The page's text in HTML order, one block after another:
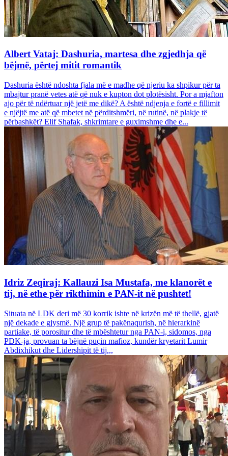
Albert Vataj: Dashuria, martesa dhe zgjedhja që
bëjmë, përtej mitit romantik
Dashuria është ndoshta fjala më e madhe që njeriu ka shpikur për ta
mbajtur pranë vetes atë që nuk e kupton dot plotësisht. Por a mjafton
ajo për të ndërtuar një jetë me dikë? A është ndjenja e fortë e fillimit
e njëjtë me atë që mbetet në përditshmëri, në rutinë, në plakje të
përbashkët? Elif Shafak, shkrimtare e guximshme dhe e...
Idriz Zeqiraj: Kallauzi Isa Mustafa, me klanorët e
tij, në ethe për rikthimin e PAN-it në pushtet!
Situata në LDK deri më 30 korrik ishte në krizën më të thellë, gjatë
një dekade e gjysmë. Një grup të pakënaqurish, në hierarkinë
partiake, të porositur dhe të mbështetur nga PAN-i, sidomos, nga
PDK-ja, provuan ta bëjnë puçin mafioz, kundër kryetarit Lumir
Abdixhikut dhe Lidershipit të tij.,,